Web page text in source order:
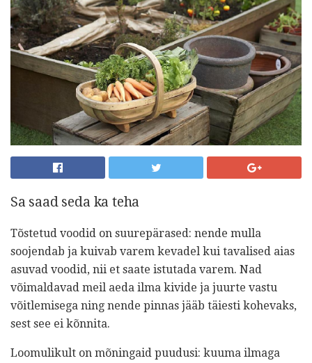
Sa saad seda ka teha
Tõstetud voodid on suurepärased: nende mulla
soojendab ja kuivab varem kevadel kui tavalised aias
asuvad voodid, nii et saate istutada varem. Nad
võimaldavad meil aeda ilma kivide ja juurte vastu
võitlemisega ning nende pinnas jääb täiesti kohevaks,
sest see ei kõnnita.
Loomulikult on mõningaid puudusi: kuuma ilmaga